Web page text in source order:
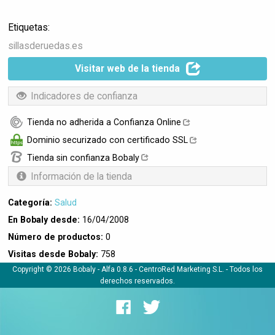
Etiquetas:
sillasderuedas.es
Visitar web de la tienda
Indicadores de confianza
Tienda no adherida a Confianza Online
Dominio securizado con certificado SSL
Tienda sin confianza Bobaly
Información de la tienda
Categoría: Salud
En Bobaly desde: 16/04/2008
Número de productos: 0
Visitas desde Bobaly: 758
Copyright © 2026 Bobaly - Alfa 0.8.6 - CentroRed Marketing S.L. - Todos los
derechos reservados.